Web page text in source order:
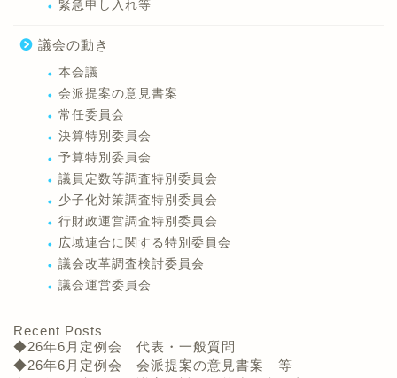
緊急申し入れ等
議会の動き
本会議
会派提案の意見書案
常任委員会
決算特別委員会
予算特別委員会
議員定数等調査特別委員会
少子化対策調査特別委員会
行財政運営調査特別委員会
広域連合に関する特別委員会
議会改革調査検討委員会
議会運営委員会
Recent Posts
◆26年6月定例会 代表・一般質問
◆26年6月定例会 会派提案の意見書案 等